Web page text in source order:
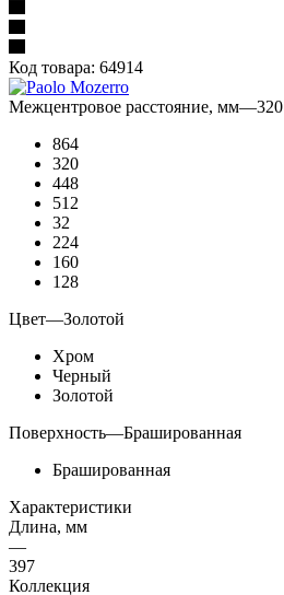
Код товара: 64914
Межцентровое расстояние, мм—320
864
320
448
512
32
224
160
128
Цвет—Золотой
Хром
Черный
Золотой
Поверхность—Брашированная
Брашированная
Характеристики
Длина, мм
—
397
Коллекция